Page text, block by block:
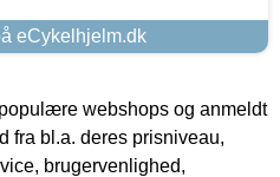
eCykelhjelm.dk
webshops og anmeldt
fra bl.a. deres prisniveau,
brugervenlighed,